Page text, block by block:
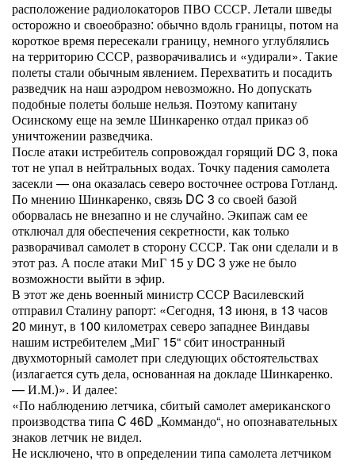
расположение радиолокаторов ПВО СССР. Летали шведы
осторожно и своеобразно: обычно вдоль границы, потом на
короткое время пересекали границу, немного углублялись
на территорию СССР, разворачивались и «удирали». Такие
полеты стали обычным явлением. Перехватить и посадить
разведчик на наш аэродром невозможно. Но допускать
подобные полеты больше нельзя. Поэтому капитану
Осинскому еще на земле Шинкаренко отдал приказ об
уничтожении разведчика.
После атаки истребитель сопровождал горящий DC 3, пока
тот не упал в нейтральных водах. Точку падения самолета
засекли — она оказалась северо восточнее острова Готланд.
По мнению Шинкаренко, связь DC 3 со своей базой
оборвалась не внезапно и не случайно. Экипаж сам ее
отключал для обеспечения секретности, как только
разворачивал самолет в сторону СССР. Так они сделали и в
этот раз. А после атаки МиГ 15 у DC 3 уже не было
возможности выйти в эфир.
В этот же день военный министр СССР Василевский
отправил Сталину рапорт: «Сегодня, 13 июня, в 13 часов
20 минут, в 100 километрах северо западнее Виндавы
нашим истребителем „МиГ 15“ сбит иностранный
двухмоторный самолет при следующих обстоятельствах
(излагается суть дела, основанная на докладе Шинкаренко.
— И.М.)». И далее:
«По наблюдению летчика, сбитый самолет американского
производства типа C 46D „Коммандо“, но опознавательных
знаков летчик не видел.
Не исключено, что в определении типа самолета летчиком